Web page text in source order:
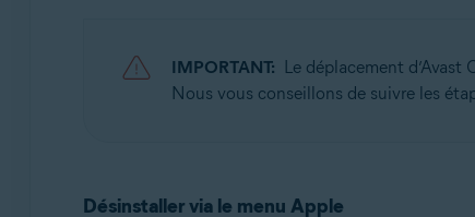
Apple macOS 10.12.x (Sierra)
IMPORTANT: Le déplacement d’Avast
Nous vous conseillons de suivre les
Désinstaller via le menu Apple